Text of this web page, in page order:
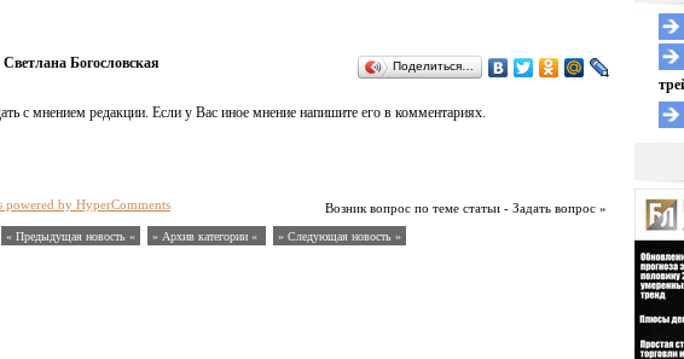
Светлана Богословская Поделиться…
с мнением редакции. Если у Вас иное мнение напишите его в комментариях.
Возник вопрос по теме статьи - Задать вопрос »
powered by HyperComments
« Предыдущая новость « » Архив категории « » Следующая новость »